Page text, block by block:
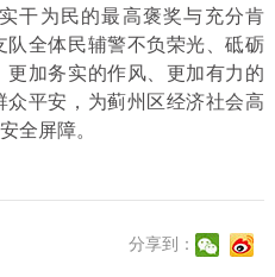
干为民的最高褒奖与充分肯
全体民辅警不负荣光、砥砺
加务实的作风、更加有力的
平安，为蓟州区经济社会高
全屏障。
分享到：